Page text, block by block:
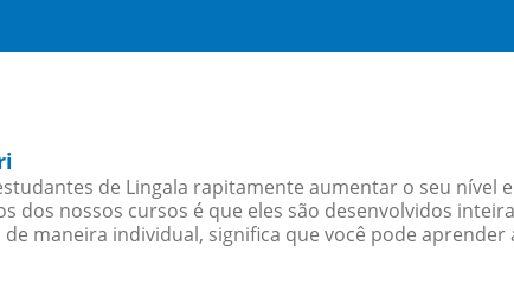
de Lingala rapitamente aumentar o seu nível
dos nossos cursos é que eles são desenvolvidos
maneira individual, significa que você pode aprender